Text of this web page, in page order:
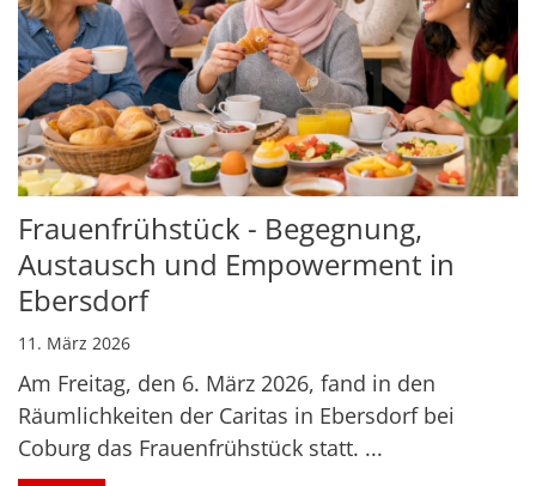
Frauenfrühstück - Begegnung,
Austausch und Empowerment in
Ebersdorf
11. März 2026
Am Freitag, den 6. März 2026, fand in den
Räumlichkeiten der Caritas in Ebersdorf bei
Coburg das Frauenfrühstück statt. ...